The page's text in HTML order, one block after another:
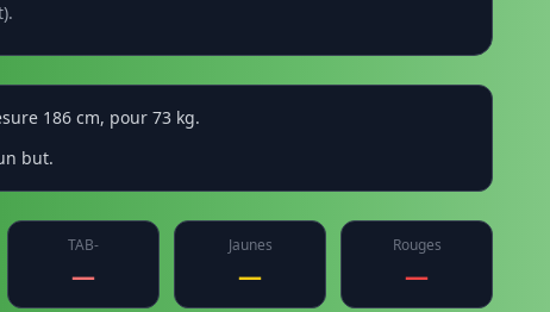
186 cm, pour 73 kg.
but.
TAB-
—
Jaunes
—
Rouges
—